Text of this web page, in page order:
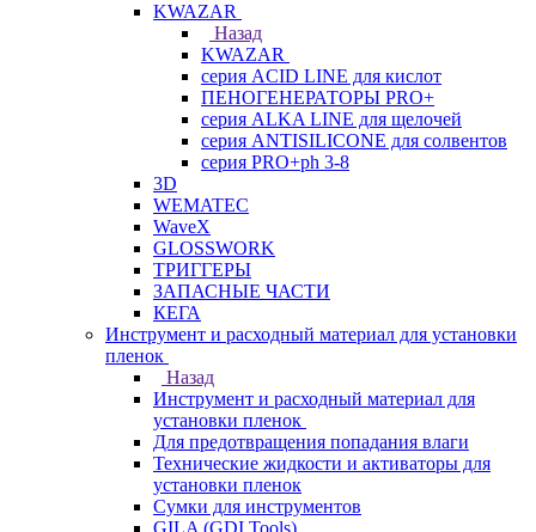
KWAZAR
Назад
KWAZAR
серия ACID LINE для кислот
ПЕНОГЕНЕРАТОРЫ PRO+
серия ALKA LINE для щелочей
серия ANTISILICONE для солвентов
серия PRO+ph 3-8
3D
WEMATEC
WaveX
GLOSSWORK
ТРИГГЕРЫ
ЗАПАСНЫЕ ЧАСТИ
КЕГА
Инструмент и расходный материал для установки
пленок
Назад
Инструмент и расходный материал для
установки пленок
Для предотвращения попадания влаги
Технические жидкости и активаторы для
установки пленок
Сумки для инструментов
GILA (GDI Tools)